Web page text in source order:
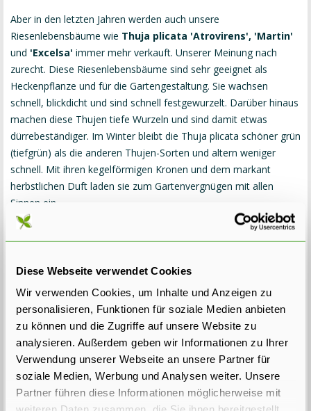
Diese Webseite verwendet Cookies
Wir verwenden Cookies, um Inhalte und Anzeigen zu
personalisieren, Funktionen für soziale Medien anbieten
zu können und die Zugriffe auf unsere Website zu
analysieren. Außerdem geben wir Informationen zu Ihrer
Verwendung unserer Webseite an unsere Partner für
soziale Medien, Werbung und Analysen weiter. Unsere
Partner führen diese Informationen möglicherweise mit
Aber in den letzten Jahren werden auch unsere
Riesenlebensbäume wie Thuja plicata 'Atrovirens', 'Martin'
und 'Excelsa' immer mehr verkauft. Unserer Meinung nach
zurecht. Diese Riesenlebensbäume sind sehr geeignet als
Heckenpflanze und für die Gartengestaltung. Sie wachsen
schnell, blickdicht und sind schnell festgewurzelt. Darüber hinaus
machen diese Thujen tiefe Wurzeln und sind damit etwas
dürrebeständiger. Im Winter bleibt die Thuja plicata schöner grün
(tiefgrün) als die anderen Thujen-Sorten und altern weniger
schnell. Mit ihren kegelförmigen Kronen und dem markant
herbstlichen Duft laden sie zum Gartenvergnügen mit allen
Sinnen ein.
Thuja Smaragd
Großer Vorteil derThuja Smaragdgegenüber anderen
Heckenpflanzenist die sehr einfache Pflege. Erst nach